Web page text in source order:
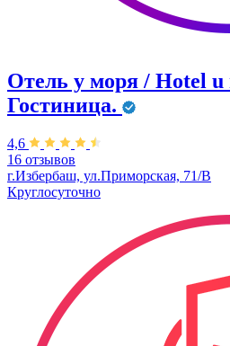
Отель у моря / Hotel u
Гостиница.
4,6
16 отзывов
г.Избербаш, ул.Приморская, 71/В
Круглосуточно